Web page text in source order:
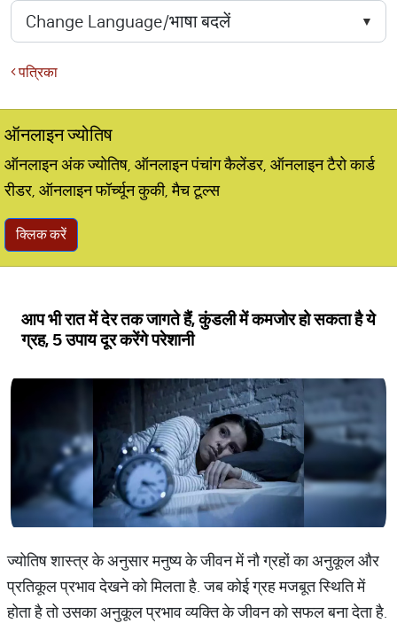
पत्रिका
ऑनलाइन ज्योतिष
ऑनलाइन अंक ज्योतिष, ऑनलाइन पंचांग कैलेंडर, ऑनलाइन टैरो कार्ड
रीडर, ऑनलाइन फॉर्च्यून कुकी, मैच टूल्स
क्लिक करें
आप भी रात में देर तक जागते हैं, कुंडली में कमजोर हो सकता है ये
ग्रह, 5 उपाय दूर करेंगे परेशानी
ज्योतिष शास्त्र के अनुसार मनुष्य के जीवन में नौ ग्रहों का अनुकूल और
प्रतिकूल प्रभाव देखने को मिलता है. जब कोई ग्रह मजबूत स्थिति में
होता है तो उसका अनुकूल प्रभाव व्यक्ति के जीवन को सफल बना देता है.